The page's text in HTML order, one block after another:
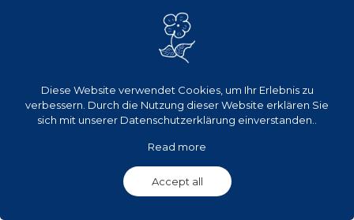
Diese Website verwendet Cookies, um Ihr Erlebnis zu
verbessern. Durch die Nutzung dieser Website erklären Sie
sich mit unserer Datenschutzerklärung einverstanden..
Read more
Accept all